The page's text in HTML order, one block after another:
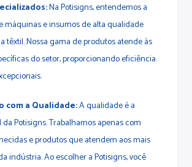
Na Potisigns, entendemos a
máquinas e insumos de alta qualidade
têxtil. Nossa gama de produtos atende às
do setor, proporcionando eficiência
com a Qualidade:A qualidade é a
Potisigns. Trabalhamos apenas com
e produtos que atendem aos mais
indústria. Ao escolher a Potisigns, você